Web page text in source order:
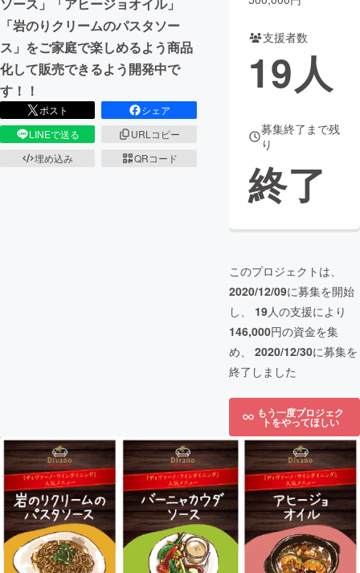
「岩のりクリームのパスタソー
ス」をご家庭で楽しめるよう商品
化して販売できるよう開発中で
す！！
ポスト
シェア
LINEで送る
URLコピー
埋め込み
QRコード
支援者数
19人
募集終了まで残
り
終了
このプロジェクトは、
2020/12/09に募集を開始
し、 19人の支援により
146,000円の資金を集
め、 2020/12/30に募集を
終了しました
もう一度プロジェク
トをやってほしい